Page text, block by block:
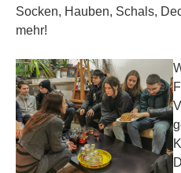
Socken, Hauben, Schals,
mehr!